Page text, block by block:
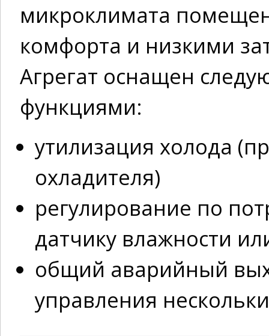
микроклимата
комфорта и низкими
Агрегат оснащен
функциями:
утилизация холода
охладителя)
регулирование по
датчику влажности
общий аварийный
управления